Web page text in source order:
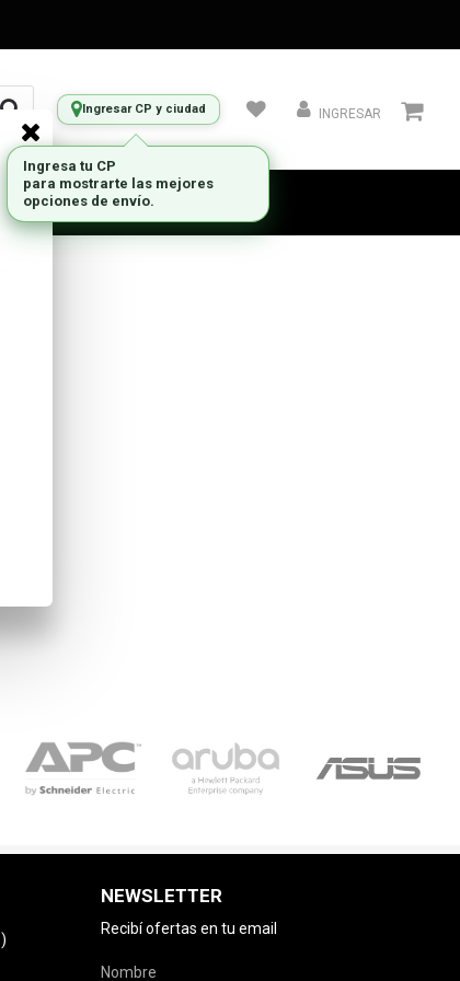
Ingresar CP y ciudad INGRESAR
NEWSLETTER
Recibí ofertas en tu email
Ingresa tu CP
para mostrarte las mejores
opciones de envío.